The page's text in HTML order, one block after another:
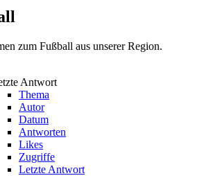
zum Fußball aus unserer Region.
Antwort
Thema
Autor
Datum
Antworten
Likes
Zugriffe
Letzte Antwort